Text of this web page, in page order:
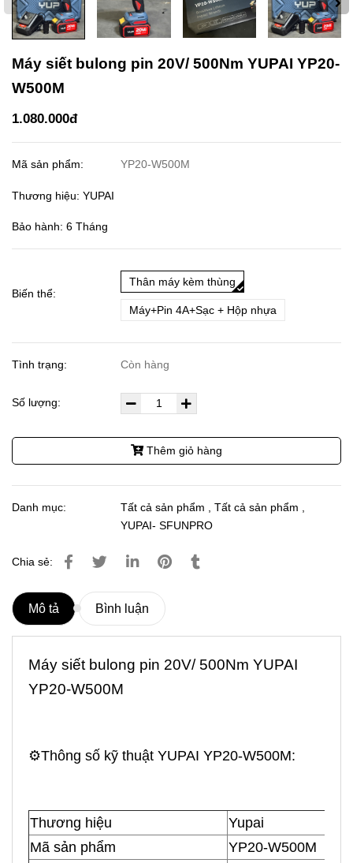
Máy siết bulong pin 20V/ 500Nm YUPAI YP20-
W500M
1.080.000đ
Mã sản phẩm: YP20-W500M
Thương hiệu: YUPAI
Bảo hành: 6 Tháng
Biến thể:
Thân máy kèm thùng
Máy+Pin 4A+Sạc + Hộp nhựa
Tình trạng: Còn hàng
Số lượng:
Thêm giỏ hàng
Danh mục: Tất cả sản phẩm ,Tất cả sản phẩm ,
YUPAI- SFUNPRO
Chia sẻ:
Mô tả Bình luận
Máy siết bulong pin 20V/ 500Nm YUPAI
YP20-W500M
⚙️Thông số kỹ thuật YUPAI YP20-W500M:
Thương hiệu
Yupai
Mã sản phẩm
YP20-W500M